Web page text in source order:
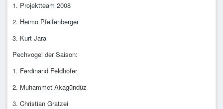
1. Projektteam 2008
2. Heimo Pfeifenberger
3. Kurt Jara
Pechvogel der Saison:
1. Ferdinand Feldhofer
2. Muhammet Akagündüz
3. Christian Gratzei